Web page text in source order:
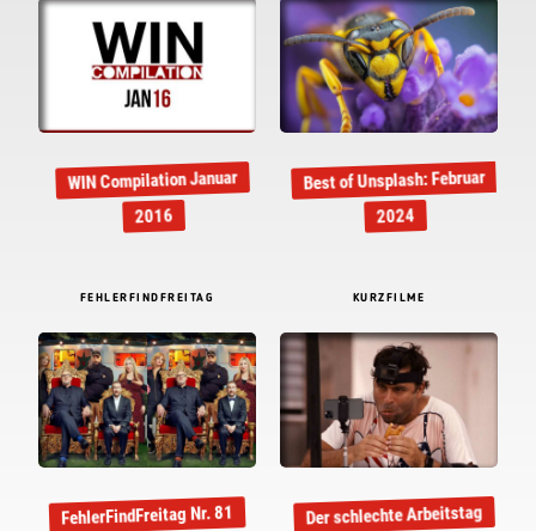
WIN Compilation Januar
2016
Best of Unsplash: Februar
2024
FEHLERFINDFREITAG
FehlerFindFreitag Nr. 81
KURZFILME
Der schlechte Arbeitstag